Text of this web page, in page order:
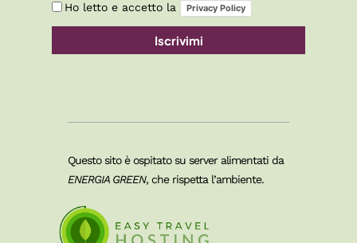
Ho letto e accetto la Privacy Policy
Iscrivimi
Questo sito è ospitato su server alimentati da
ENERGIA GREEN, che rispetta l’ambiente.